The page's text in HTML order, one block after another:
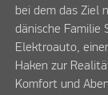
bei dem das Ziel
dänische Familie
Elektroauto,
Haken zur
Komfort und